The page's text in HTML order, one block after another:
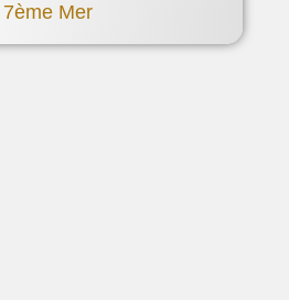
7ème Mer